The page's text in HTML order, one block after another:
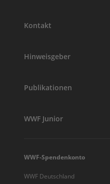
Kontakt
Hinweisgeber
Publikationen
WWF Junior
WWF-Spendenkonto
WWF Deutschland